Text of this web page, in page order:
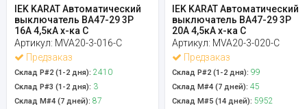
IEK KARAT Автоматический
выключатель ВА47-29 3Р
16А 4,5кА х-ка С
Артикул: MVA20-3-016-C
Предзаказ
Склад Р#2 (1-2 дня): 2410
Склад Р#3 (1-2 дня): 3
Склад М#4 (7 дней): 87
IEK KARAT Автоматический
выключатель ВА47-29 3Р
20А 4,5кА х-ка С
Артикул: MVA20-3-020-C
Предзаказ
Склад Р#2 (1-2 дня): 99
Склад М#4 (7 дней): 45
Склад М#5 (14 дней): 5952